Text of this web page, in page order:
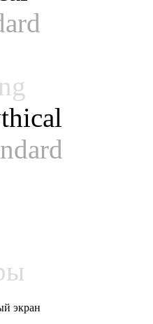
экран